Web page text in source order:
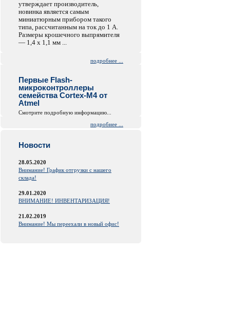
утверждает производитель,
новинка является самым
миниатюрным прибором такого
типа, рассчитанным на ток до 1 А.
Размеры крошечного выпрямителя
— 1,4 x 1,1 мм ...
подробнее ...
Первые Flash-
микроконтроллеры
семейства Cortex-M4 от
Atmel
Смотрите подробную информацию...
подробнее ...
Новости
28.05.2020
Внимание! График отгрузки с нашего
склада!
29.01.2020
ВНИМАНИЕ! ИНВЕНТАРИЗАЦИЯ!
21.02.2019
Внимание! Мы переехали в новый офис!